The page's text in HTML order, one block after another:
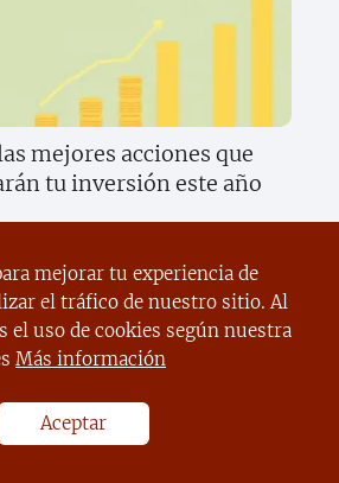
mejores acciones que
tu inversión este año
cómo convertirte en un
mejorar tu experiencia de
el tráfico de nuestro sitio. Al
el uso de cookies según nuestra
Más información
Aceptar